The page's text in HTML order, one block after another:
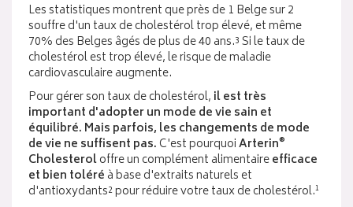
Les statistiques montrent que près de 1 Belge sur 2
souffre d'un taux de cholestérol trop élevé, et même
70% des Belges âgés de plus de 40 ans.³ Si le taux de
cholestérol est trop élevé, le risque de maladie
cardiovasculaire augmente.
Pour gérer son taux de cholestérol, il est très
important d'adopter un mode de vie sain et
équilibré. Mais parfois, les changements de mode
de vie ne suffisent pas. C'est pourquoiArterin®
Cholesteroloffre un complément alimentaireefficace
et bien toléré à base d'extraits naturels et
d'antioxydants² pour réduire votre taux de cholestérol.1